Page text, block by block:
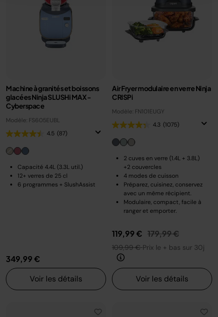
Machine à granités et boissons
glacées Ninja SLUSHi MAX -
Cyberspace
Modèle: FS605EUBL
4.5 (87)
Capacité 4.4L (3.3L util.)
12+ verres de 25 cl
6 programmes + SlushAssist
349,99 €
Voir les détails
Air Fryer modulaire en verre Ninja
CRISPi
Modèle: FN101EUGY
4.3 (1075)
2 cuves en verre (1.4L + 3.8L)
+2 couvercles
4 modes de cuisson
Préparez, cuisinez, conservez
avec un même récipient.
Modulaire, compact, facile à
ranger et emporter.
119,99 € Prix réduit de
179,99 €au
109,99 €Prix le + bas sur 30j
Voir les détails